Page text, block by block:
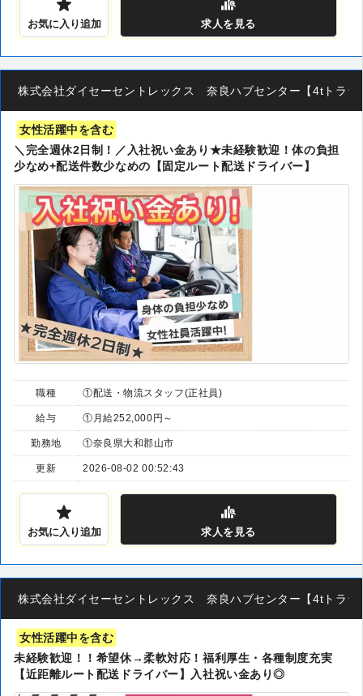
お気に入り追加 求人 を見る
株式会社ダイセーセントレックス 奈良ハブセンター【4tトラ
女性活躍中を含む
＼完全週休2日制！／入社祝い金あり★未経験歓迎！体の負担
少なめ+配送件数少なめの【固定ルート配送ドライバー】
職種 ①配送・物流スタッフ(正社員)
給与 ①月給252,000円～
勤務地 ①奈良県大和郡山市
更新 2026-08-02 00:52:43
お気に入り追加 求人 を見る
株式会社ダイセーセントレックス 奈良ハブセンター【4tトラッ
女性活躍中を含む
未経験歓迎！！希望休→柔軟対応！福利厚生・各種制度充実
【近距離ルート配送ドライバー】入社祝い金あり◎